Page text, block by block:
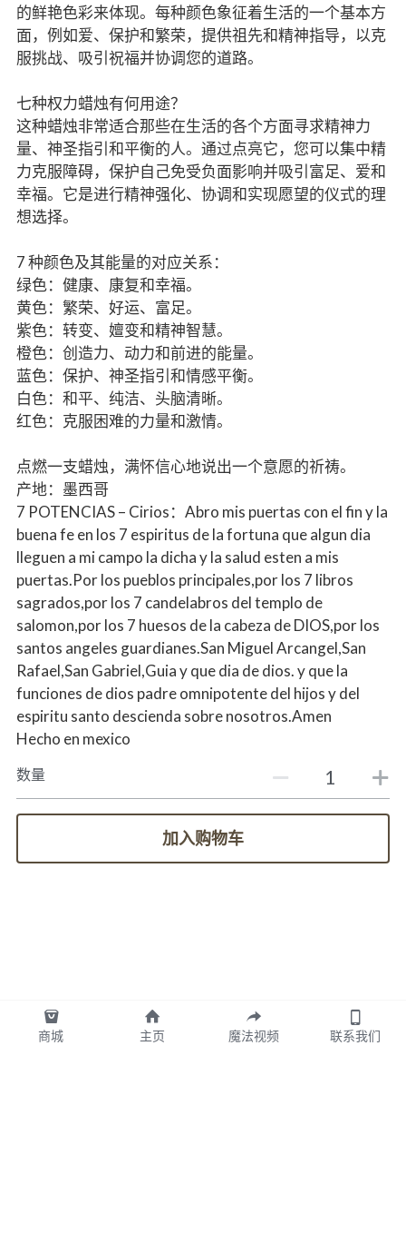
的鲜艳色彩来体现。每种颜色象征着生活的一个基本方
面，例如爱、保护和繁荣，提供祖先和精神指导，以克
服挑战、吸引祝福并协调您的道路。
七种权力蜡烛有何用途？
这种蜡烛非常适合那些在生活的各个方面寻求精神力
量、神圣指引和平衡的人。通过点亮它，您可以集中精
力克服障碍，保护自己免受负面影响并吸引富足、爱和
幸福。它是进行精神强化、协调和实现愿望的仪式的理
想选择。
7 种颜色及其能量的对应关系：
绿色：健康、康复和幸福。
黄色：繁荣、好运、富足。
紫色：转变、嬗变和精神智慧。
橙色：创造力、动力和前进的能量。
蓝色：保护、神圣指引和情感平衡。
白色：和平、纯洁、头脑清晰。
红色：克服困难的力量和激情。
点燃一支蜡烛，满怀信心地说出一个意愿的祈祷。
产地：墨西哥
7 POTENCIAS – Cirios：Abro mis puertas con el fin y la
buena fe en los 7 espiritus de la fortuna que algun dia
lleguen a mi campo la dicha y la salud esten a mis
puertas.Por los pueblos principales,por los 7 libros
sagrados,por los 7 candelabros del templo de
salomon,por los 7 huesos de la cabeza de DIOS,por los
santos angeles guardianes.San Miguel Arcangel,San
Rafael,San Gabriel,Guia y que dia de dios. y que la
funciones de dios padre omnipotente del hijos y del
espiritu santo descienda sobre nosotros.Amen
Hecho en mexico
数量
加入购物车
商城 主页 魔法视频 联系我们